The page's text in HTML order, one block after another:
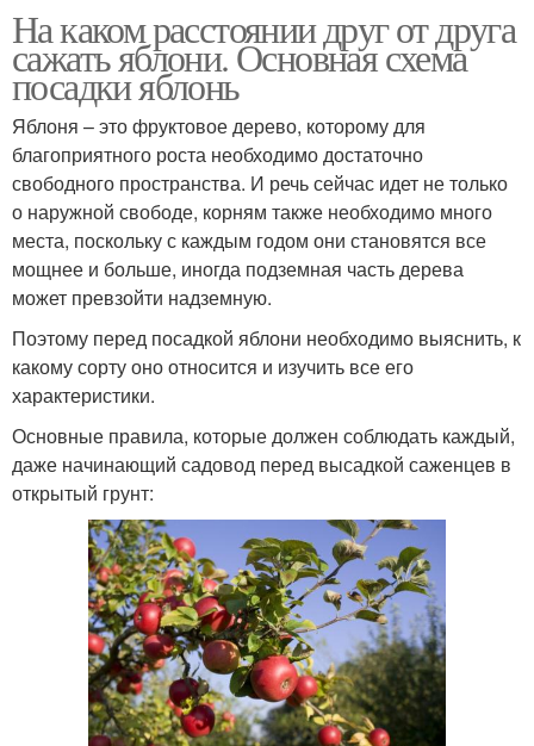
На каком расстоянии друг от друга
сажать яблони. Основная схема
посадки яблонь
Яблоня – это фруктовое дерево, которому для
благоприятного роста необходимо достаточно
свободного пространства. И речь сейчас идет не только
о наружной свободе, корням также необходимо много
места, поскольку с каждым годом они становятся все
мощнее и больше, иногда подземная часть дерева
может превзойти надземную.
Поэтому перед посадкой яблони необходимо выяснить, к
какому сорту оно относится и изучить все его
характеристики.
Основные правила, которые должен соблюдать каждый,
даже начинающий садовод перед высадкой саженцев в
открытый грунт: